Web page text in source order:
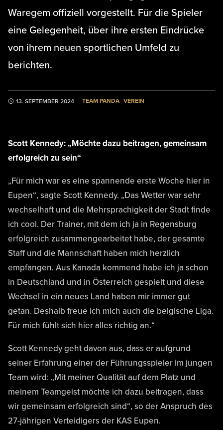
Waregem offiziell vorgestellt. Für die Spieler
eine Gelegenheit, über ihre ersten Eindrücke
von ihrem neuen sportlichen Umfeld zu
berichten.
13. SEPTEMBER 2024 TEAM PANDA VEREIN
Scott Kennedy: „Möchte dazu beitragen, gemeinsam
erfolgreich zu sein“
„Für mich war es eine spannende erste Woche hier in
Eupen“, sagte Scott Kennedy. „Das Wetter war sehr
wechselhaft und die Mehrsprachigkeit der Stadt finde
ich cool. Der Trainer, mit dem ich ja in Regensburg
erfolgreich zusammengearbeitet habe, der gesamte
Staff und die Mannschaft haben mich herzlich
empfangen. Aus Kanada kommend habe ich ja schon
in Deutschland und in Österreich gespielt und diese
Wechsel in ein neues Land haben mir immer gut
getan. Deshalb freue ich mich auch die belgische Liga.
Für mich fühlt sich hier alles richtig an.“
Scott Kennedy geht davon aus, dass er aufgrund
seiner Erfahrung einer der Führungsspieler im jungen
Team wird: „Mit meiner Qualität auf dem Platz und
meinem Teamgeist möchte ich dazu beitragen, dass
wir gemeinsam erfolgreich sind“, so der Anspruch des
27-jährigen Verteidigers der KAS Eupen.